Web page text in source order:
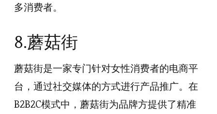
多消费者。
8.蘑菇街
蘑菇街是一家专门针对女性消费者的电商平
台，通过社交媒体的方式进行产品推广。在
B2B2C模式中，蘑菇街为品牌方提供了精准